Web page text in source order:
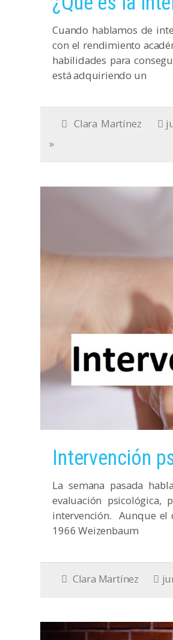
Cuando hablamos de
con el rendimiento
habilidades para
está adquiriendo un
Clara Martínez
»
Intervención
La semana pasada
evaluación
intervención. Aunque el
1966 Weizenbaum
Clara Martínez